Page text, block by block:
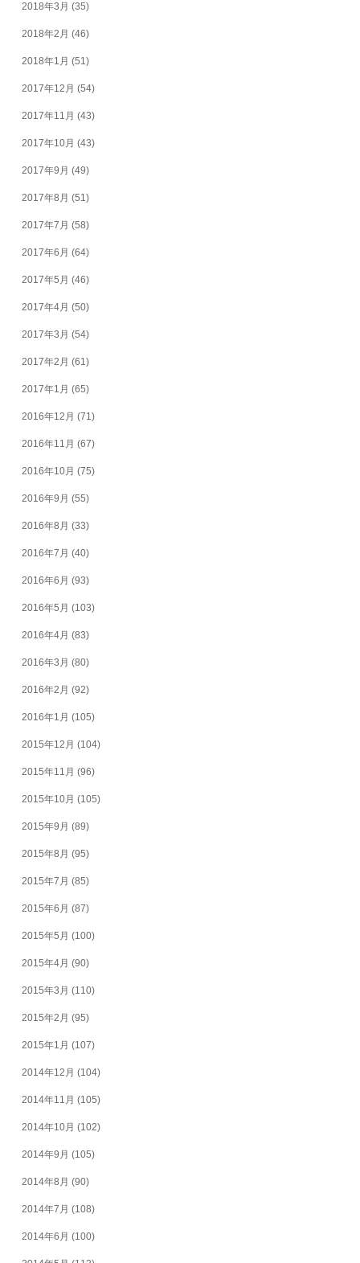
2018年3月 (35)
2018年2月 (46)
2018年1月 (51)
2017年12月 (54)
2017年11月 (43)
2017年10月 (43)
2017年9月 (49)
2017年8月 (51)
2017年7月 (58)
2017年6月 (64)
2017年5月 (46)
2017年4月 (50)
2017年3月 (54)
2017年2月 (61)
2017年1月 (65)
2016年12月 (71)
2016年11月 (67)
2016年10月 (75)
2016年9月 (55)
2016年8月 (33)
2016年7月 (40)
2016年6月 (93)
2016年5月 (103)
2016年4月 (83)
2016年3月 (80)
2016年2月 (92)
2016年1月 (105)
2015年12月 (104)
2015年11月 (96)
2015年10月 (105)
2015年9月 (89)
2015年8月 (95)
2015年7月 (85)
2015年6月 (87)
2015年5月 (100)
2015年4月 (90)
2015年3月 (110)
2015年2月 (95)
2015年1月 (107)
2014年12月 (104)
2014年11月 (105)
2014年10月 (102)
2014年9月 (105)
2014年8月 (90)
2014年7月 (108)
2014年6月 (100)